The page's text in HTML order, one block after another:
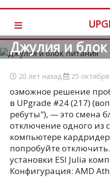
≡
Джулия и блок
20 лет назад 25
озможное решение
в UPgrade #24 (217)
ребуты"), — это смена
отключение одного из
компьютере
попробуйте
установки ESI Julia
Конфигурация: AMD